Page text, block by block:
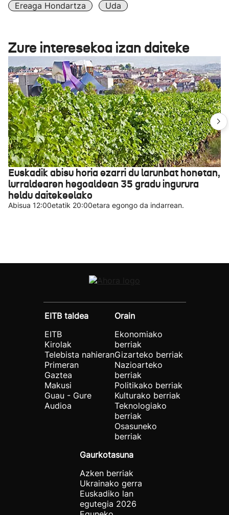
Ereaga Hondartza
Uda
Zure interesekoa izan daiteke
Euskadik abisu horia ezarri du larunbat honetan,
lurraldearen hegoaldean 35 gradu ingurura
heldu daitekeelako
Abisua 12:00etatik 20:00etara egongo da indarrean.
EITB taldea
EITB
Kirolak
Telebista nahieran
Primeran
Gaztea
Makusi
Guau - Gure
Audioa
Orain
Ekonomiako
berriak
Gizarteko berriak
Nazioarteko
berriak
Politikako berriak
Kulturako berriak
Teknologiako
berriak
Osasuneko
berriak
Gaurkotasuna
Azken berriak
Ukrainako gerra
Euskadiko lan
egutegia 2026